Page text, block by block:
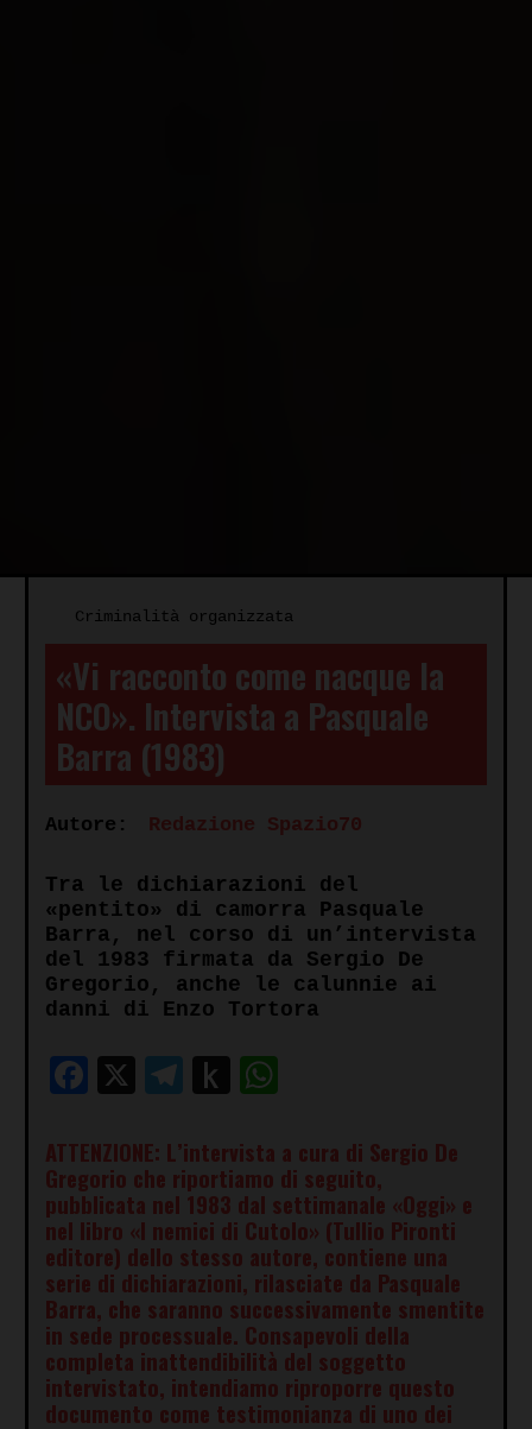
Criminalità organizzata
«Vi racconto come nacque la
NCO». Intervista a Pasquale
Barra (1983)
Autore: Redazione Spazio70
Tra le dichiarazioni del
«pentito» di camorra Pasquale
Barra, nel corso di un’intervista
del 1983 firmata da Sergio De
Gregorio, anche le calunnie ai
danni di Enzo Tortora
Facebook
X Telegram
Push
Kindle
ATTENZIONE: L’intervista a cura di Sergio De
Gregorio che riportiamo di seguito,
pubblicata nel 1983 dal settimanale «Oggi» e
nel libro «I nemici di Cutolo» (Tullio Pironti
editore) dello stesso autore, contiene una
serie di dichiarazioni, rilasciate da Pasquale
Barra, che saranno successivamente smentite
in sede processuale. Consapevoli della
completa inattendibilità del soggetto
intervistato, intendiamo riproporre questo
documento come testimonianza di uno dei